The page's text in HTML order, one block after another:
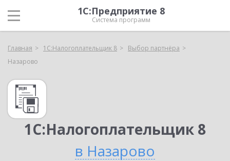
1С:Предприятие 8
Система программ
Главная 1С:Налогоплательщик 8
Выбор партнёра
Назарово
1С:Налогоплательщик 8
в Назарово